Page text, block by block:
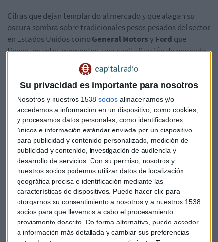
Su privacidad es importante para nosotros
Nosotros y nuestros 1538 socios almacenamos y/o
accedemos a información en un dispositivo, como cookies,
y procesamos datos personales, como identificadores
únicos e información estándar enviada por un dispositivo
para publicidad y contenido personalizado, medición de
publicidad y contenido, investigación de audiencia y
desarrollo de servicios. Con su permiso, nosotros y
nuestros socios podemos utilizar datos de localización
geográfica precisa e identificación mediante las
características de dispositivos. Puede hacer clic para
otorgarnos su consentimiento a nosotros y a nuestros 1538
socios para que llevemos a cabo el procesamiento
previamente descrito. De forma alternativa, puede acceder
a información más detallada y cambiar sus preferencias
Cifras que dejan templando al mercado y que alagan su
oscura sombra sobre tradicionales pesos pesados del sector
en Estados Unidos como General MotorsyFord que
tienen, en estos momentos, una capitalización de mercado
70.000 y 80.000 millones de dólares
respecto a otras comoHonda, sí que es más valiosa y sin ni
siquiera haberse esforzado (con mucha menos historia a sus
espaldas).
Toda una azaña para una empresa que poco tiene en el
mercado. Apenas un modelo con el que llamar la atención
de los inversores.¿Por qué entonces esta fiebre
inversora?
Por la potencia que, a día de hoy, tiene la movilidad
sostenible y, en concreto, los vehículos eléctricos como
Tesla que, recordemos,desde finales de 2019 ha pasado
de valer 75.000 millones a superar con amplitud el
billón de capitalización.